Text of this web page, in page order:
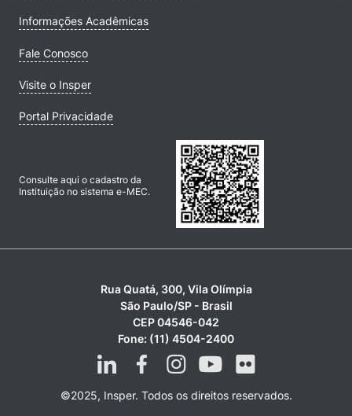
Informações Acadêmicas
Fale Conosco
Visite o Insper
Portal Privacidade
Consulte aqui o cadastro da
Instituição no sistema e-MEC.
Rua Quatá, 300, Vila Olímpia
São Paulo/SP - Brasil
CEP 04546-042
Fone: (11) 4504-2400
©2025, Insper. Todos os direitos reservados.